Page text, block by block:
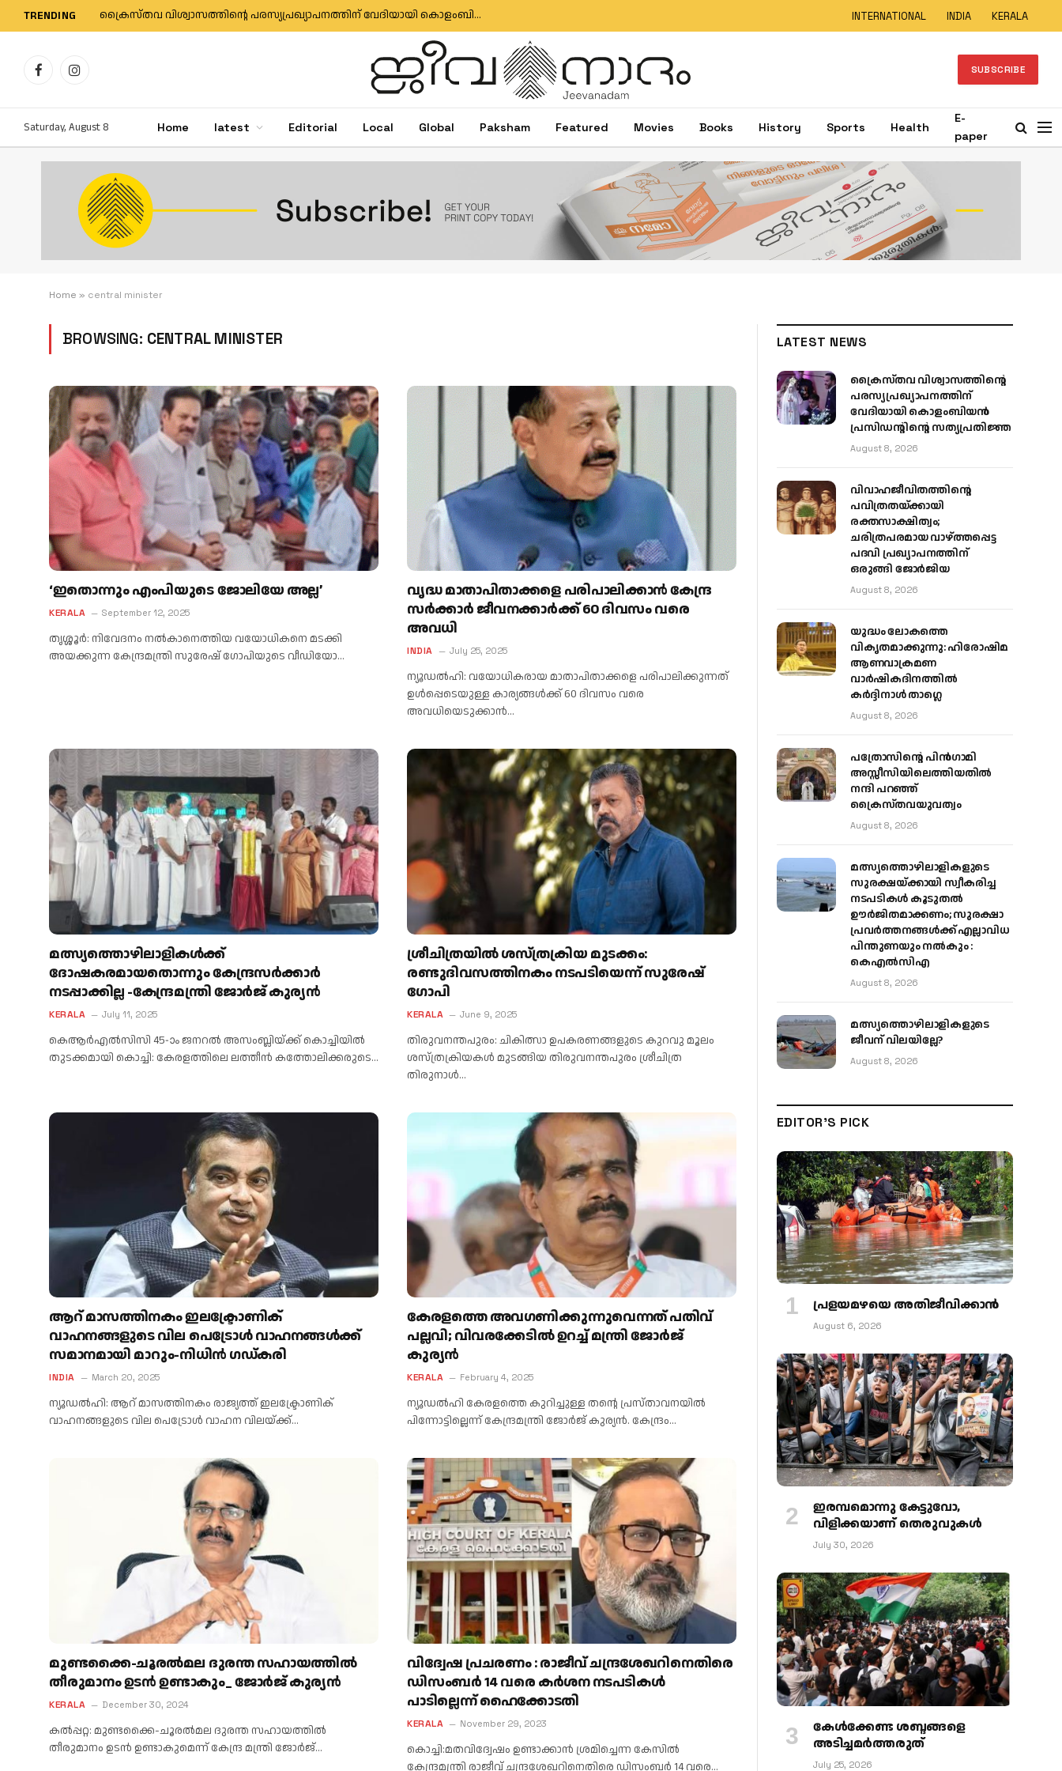
TRENDING ക്രൈസ്തവ വിശ്വാസത്തിന്റെ പരസ്യപ്രഖ്യാപനത്തിന് വേദിയായി കൊളംബിയൻ പ്രസിഡന്റിന്റെ സത്യപ്രതിജ്ഞ INTERNATIONAL INDIA KERALA
FacebookInstagram SUBSCRIBE
Saturday, August 8 Home latest Editorial Local Global Paksham Featured Movies Books History Sports Health
E-
paper
Home » central minister
BROWSING: CENTRAL MINISTER
‘ഇതൊന്നും എംപിയുടെ ജോലിയേ അല്ല’
KERALA September 12, 2025
തൃശ്ശൂര്‍: നിവേദനം നല്‍കാനെത്തിയ വയോധികനെ മടക്കി
അയക്കുന്ന കേന്ദ്രമന്ത്രി സുരേഷ് ഗോപിയുടെ വീഡിയോ…
വൃദ്ധ മാതാപിതാക്കളെ പരിപാലിക്കാൻ കേന്ദ്ര
സർക്കാർ ജീവനക്കാർക്ക് 60 ദിവസം വരെ
അവധി
INDIA July 25, 2025
ന്യൂഡൽഹി: വയോധികരായ മാതാപിതാക്കളെ പരിപാലിക്കുന്നത്
ഉൾപ്പെടെയുള്ള കാര്യങ്ങൾക്ക് 60 ദിവസം വരെ
അവധിയെടുക്കാൻ…
മത്സ്യത്തൊഴിലാളികള്‍ക്ക്
ദോഷകരമായതൊന്നും കേന്ദ്രസര്‍ക്കാര്‍
നടപ്പാക്കില്ല -കേന്ദ്രമന്ത്രി ജോര്‍ജ് കുര്യന്‍
KERALA July 11, 2025
കെആര്‍എല്‍സിസി 45-ാം ജനറല്‍ അസംബ്ലിയ്ക്ക് കൊച്ചിയില്‍
തുടക്കമായി കൊച്ചി: കേരളത്തിലെ ലത്തീന്‍ കത്തോലിക്കരുടെ…
ശ്രീചിത്രയില്‍ ശസ്ത്രക്രിയ മുടക്കം:
രണ്ടുദിവസത്തിനകം നടപടിയെന്ന് സുരേഷ്
ഗോപി
KERALA June 9, 2025
തിരുവനന്തപുരം: ചികിത്സാ ഉപകരണങ്ങളുടെ കുറവു മൂലം
ശസ്ത്രക്രിയകൾ മുടങ്ങിയ തിരുവനന്തപുരം ശ്രീചിത്ര
തിരുനാൾ…
ആറ് മാസത്തിനകം ഇലക്ട്രോണിക്
വാഹനങ്ങളുടെ വില പെട്രോള്‍ വാഹനങ്ങള്‍ക്ക്
സമാനമായി മാറും-നിധിന്‍ ഗഡ്കരി
INDIA March 20, 2025
ന്യൂഡല്‍ഹി: ആറ് മാസത്തിനകം രാജ്യത്ത് ഇലക്ട്രോണിക്
വാഹനങ്ങളുടെ വില പെട്രോള്‍ വാഹന വിലയ്ക്ക്…
കേരളത്തെ അവഗണിക്കുന്നുവെന്നത് പതിവ്
പല്ലവി; വിവരക്കേടിൽ ഉറച്ച് മന്ത്രി ജോര്‍ജ്
കുര്യന്‍
KERALA February 4, 2025
ന്യൂഡല്‍ഹി കേരളത്തെ കുറിച്ചുള്ള തന്റെ പ്രസ്താവനയില്‍
പിന്നോട്ടില്ലെന്ന് കേന്ദ്രമന്ത്രി ജോര്‍ജ് കുര്യന്‍. കേന്ദ്രം…
മുണ്ടക്കൈ-ചൂരൽമല ദുരന്ത സഹായത്തിൽ
തീരുമാനം ഉടൻ ഉണ്ടാകും_ ജോർജ് കുര്യൻ
KERALA December 30, 2024
കൽപ്പറ്റ: മുണ്ടക്കൈ-ചൂരൽമല ദുരന്ത സഹായത്തിൽ
തീരുമാനം ഉടൻ ഉണ്ടാകുമെന്ന് കേന്ദ്ര മന്ത്രി ജോർജ്…
വിദ്വേഷ പ്രചരണം : രാജീവ് ചന്ദ്രശേഖറിനെതിരെ
ഡിസംബർ 14 വരെ കർശന നടപടികൾ
പാടില്ലെന്ന് ഹൈക്കോടതി
KERALA November 29, 2023
കൊച്ചി:മതവിദ്വേഷം ഉണ്ടാക്കാൻ ശ്രമിച്ചെന്ന കേസിൽ
കേന്ദ്രമന്ത്രി രാജീവ് ചന്ദ്രശേഖറിനെതിരെ ഡിസംബർ 14 വരെ…
LATEST NEWS
ക്രൈസ്തവ വിശ്വാസത്തിന്റെ
പരസ്യപ്രഖ്യാപനത്തിന്
വേദിയായി കൊളംബിയൻ
പ്രസിഡന്റിന്റെ സത്യപ്രതിജ്ഞ
August 8, 2026
വിവാഹജീവിതത്തിന്റെ
പവിത്രതയ്ക്കായി
രക്തസാക്ഷിത്വം;
ചരിത്രപരമായ വാഴ്ത്തപ്പെട്ട
പദവി പ്രഖ്യാപനത്തിന്
ഒരുങ്ങി ജോര്‍ജിയ
August 8, 2026
യുദ്ധം ലോകത്തെ
വികൃതമാക്കുന്നു: ഹിരോഷിമ
ആണവാക്രമണ
വാർഷികദിനത്തിൽ
കർദ്ദിനാൾ താഗ്ലെ
August 8, 2026
പത്രോസിന്റെ പിൻഗാമി
അസ്സീസിയിലെത്തിയതിൽ
നന്ദി പറഞ്ഞ്
ക്രൈസ്തവയുവത്വം
August 8, 2026
മത്സ്യത്തൊഴിലാളികളുടെ
സുരക്ഷയ്ക്കായി സ്വീകരിച്ച
നടപടികൾ കൂടുതൽ
ഊർജിതമാക്കണം; സുരക്ഷാ
പ്രവർത്തനങ്ങൾക്ക് എല്ലാവിധ
പിന്തുണയും നൽകും :
കെഎൽസിഎ
August 8, 2026
മത്സ്യത്തൊഴിലാളികളുടെ
ജീവന് വിലയില്ലേ?
August 8, 2026
EDITOR'S PICK
പ്രളയമഴയെ അതിജീവിക്കാന്‍
August 6, 2026
ഇരമ്പമൊന്നു കേട്ടുവോ,
വിളിക്കയാണ് തെരുവുകള്‍
July 30, 2026
കേള്‍ക്കേണ്ട ശബ്ദങ്ങളെ
അടിച്ചമര്‍ത്തരുത്
July 25, 2026